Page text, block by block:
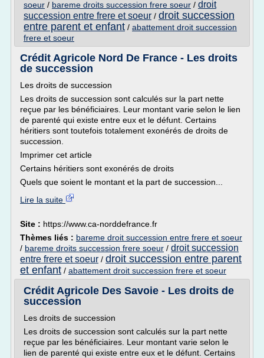
soeur / bareme droits succession frere soeur / droit
succession entre frere et soeur / droit succession
entre parent et enfant / abattement droit succession
frere et soeur
Crédit Agricole Nord De France - Les droits
de succession
Les droits de succession
Les droits de succession sont calculés sur la part nette
reçue par les bénéficiaires. Leur montant varie selon le lien
de parenté qui existe entre eux et le défunt. Certains
héritiers sont toutefois totalement exonérés de droits de
succession.
Imprimer cet article
Certains héritiers sont exonérés de droits
Quels que soient le montant et la part de succession...
Lire la suite
Site : https://www.ca-norddefrance.fr
Thèmes liés : bareme droit succession entre frere et soeur
/ bareme droits succession frere soeur / droit succession
entre frere et soeur / droit succession entre parent
et enfant / abattement droit succession frere et soeur
Crédit Agricole Des Savoie - Les droits de
succession
Les droits de succession
Les droits de succession sont calculés sur la part nette
reçue par les bénéficiaires. Leur montant varie selon le
lien de parenté qui existe entre eux et le défunt. Certains